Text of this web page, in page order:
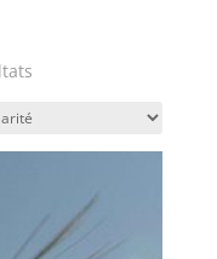
Trié
popularité